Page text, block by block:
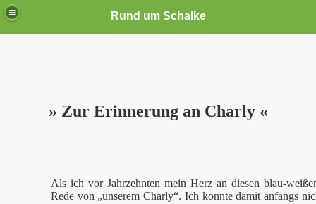
Rund um Schalke
» Zur Erinnerung an Charly «
Als ich vor Jahrzehnten mein Herz an diesen blau-
Rede von „unserem Charly“. Ich konnte damit anfangs